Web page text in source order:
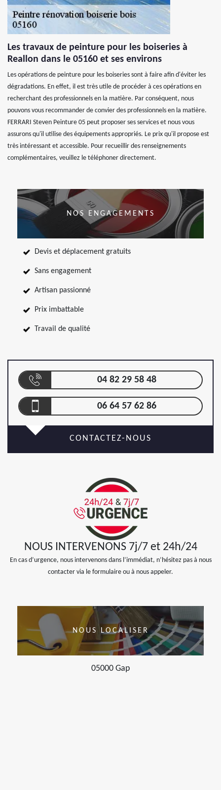
Les travaux de peinture pour les boiseries à
Reallon dans le 05160 et ses environs
Les opérations de peinture pour les boiseries sont à faire afin d'éviter les
dégradations. En effet, il est très utile de procéder à ces opérations en
recherchant des professionnels en la matière. Par conséquent, nous
pouvons vous recommander de convier des professionnels en la matière.
FERRARI Steven Peinture 05 peut proposer ses services et nous vous
assurons qu'il utilise des équipements appropriés. Le prix qu'il propose est
très intéressant et accessible. Pour recueillir des renseignements
complémentaires, veuillez le téléphoner directement.
NOS ENGAGEMENTS
Devis et déplacement gratuits
Sans engagement
Artisan passionné
Prix imbattable
Travail de qualité
04 82 29 58 48
06 64 57 62 86
CONTACTEZ-NOUS
NOUS INTERVENONS 7j/7 et 24h/24
En cas d’urgence, nous intervenons dans l’immédiat, n’hésitez pas à nous
contacter via le formulaire ou à nous appeler.
NOUS LOCALISER
05000 Gap